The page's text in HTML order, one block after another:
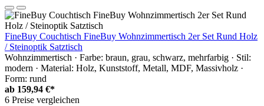
FineBuy Couchtisch FineBuy Wohnzimmertisch 2er Set Rund Holz
/ Steinoptik Satztisch
Wohnzimmertisch · Farbe: braun, grau, schwarz, mehrfarbig · Stil:
modern · Material: Holz, Kunststoff, Metall, MDF, Massivholz ·
Form: rund
ab 159,94 €*
6 Preise vergleichen